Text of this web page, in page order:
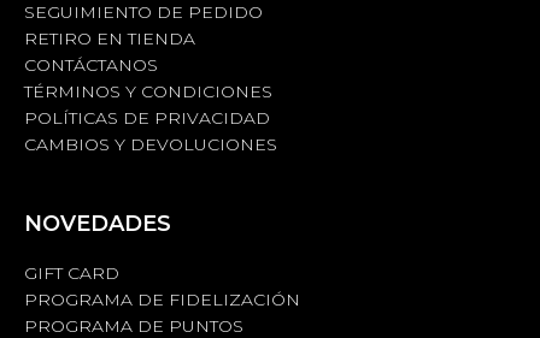
SEGUIMIENTO DE PEDIDO
RETIRO EN TIENDA
CONTÁCTANOS
TÉRMINOS Y CONDICIONES
POLÍTICAS DE PRIVACIDAD
CAMBIOS Y DEVOLUCIONES
NOVEDADES
GIFT CARD
PROGRAMA DE FIDELIZACIÓN
PROGRAMA DE PUNTOS